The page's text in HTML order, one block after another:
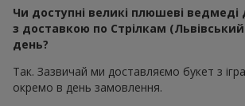
Чи доступні великі плюшеві
з доставкою по Стрілкам
день?
Так. Зазвичай ми доставляємо букет з
окремо в день замовлення.